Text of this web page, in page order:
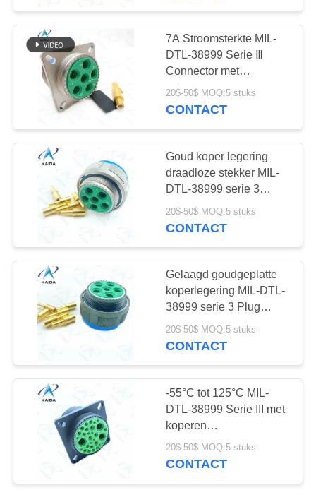
GEVALLEN
VRAAG
EEN
OFFERTE
SITEMAP
PRIVACYBELEID
Circulaire
elektrische
aansluiting
51
MIL-DTL-83513
Micro-D-
connectoren
J14 aansluiting
7A Stroomsterkte MIL-
DTL-38999 Serie Ⅲ
Connector met
schroefdraadkoppeling
voor ruwe industriële
serie，8D-serie，
Twinax-contacten,
Chemisch vernikkeld
20$-50$ MOQ:5 stuks
CONTACT
Goud koper legering
draadloze stekker MIL-
DTL-38999 serie 3
connector met 500V
spanning.D38999/
20$-50$ MOQ:5 stuks
CONTACT
Gelaagd goudgeplatte
koperlegering MIL-DTL-
38999 serie 3 Plug
Connector Crimp 8#
Power
20$-50$ MOQ:5 stuks
CONTACT
-55°C tot 125°C MIL-
DTL-38999 Serie III met
koperen
Olive
20$-50$ MOQ:5 stuks
CONTACT